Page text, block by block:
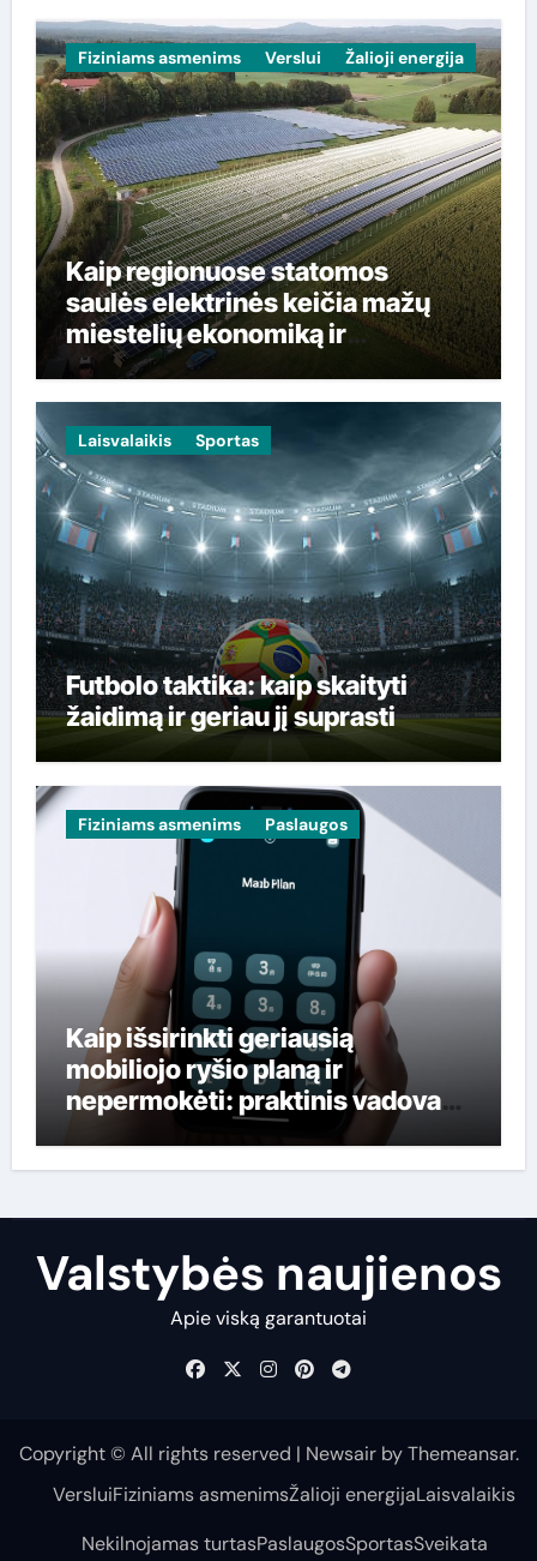
Fiziniams asmenims Verslui Žalioji energija
Kaip regionuose statomos
saulės elektrinės keičia mažų
miestelių ekonomiką ir
gyventojų sąskaitas
Laisvalaikis Sportas
Futbolo taktika: kaip skaityti
žaidimą ir geriau jį suprasti
Fiziniams asmenims Paslaugos
Kaip išsirinkti geriausią
mobiliojo ryšio planą ir
nepermokėti: praktinis vadovas
lietuviams
Valstybės naujienos
Apie viską garantuotai
Copyright © All rights reserved | NewsairbyThemeansar.
VersluiFiziniams asmenimsŽalioji energijaLaisvalaikis
Nekilnojamas turtasPaslaugosSportasSveikata